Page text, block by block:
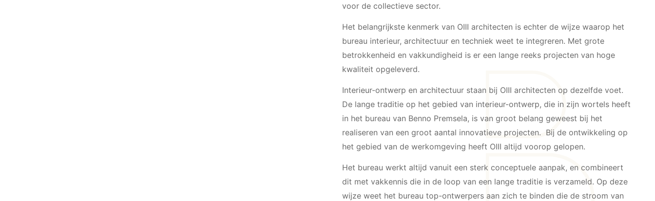
voor de collectieve sector.
Het belangrijkste kenmerk van OIII architecten is echter de wijze waarop het
bureau interieur, architectuur en techniek weet te integreren. Met grote
betrokkenheid en vakkundigheid is er een lange reeks projecten van hoge
kwaliteit opgeleverd.
Interieur-ontwerp en architectuur staan bij OIII architecten op dezelfde voet.
De lange traditie op het gebied van interieur-ontwerp, die in zijn wortels heeft
in het bureau van Benno Premsela, is van groot belang geweest bij het
realiseren van een groot aantal innovatieve projecten. Bij de ontwikkeling op
het gebied van de werkomgeving heeft OIII altijd voorop gelopen.
Het bureau werkt altijd vanuit een sterk conceptuele aanpak, en combineert
dit met vakkennis die in de loop van een lange traditie is verzameld. Op deze
wijze weet het bureau top-ontwerpers aan zich te binden die de stroom van